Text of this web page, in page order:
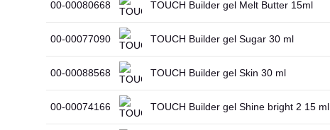
00-00080668 TOUCH Builder gel Melt Butter 15ml
00-00077090 TOUCH Builder gel Sugar 30 ml
00-00088568 TOUCH Builder gel Skin 30 ml
00-00074166 TOUCH Builder gel Shine bright 2 15 ml